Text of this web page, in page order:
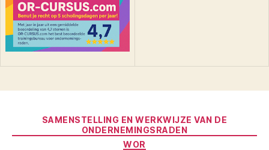
Categorieën
SAMENSTELLING EN WERKWIJZE VAN DE
ONDERNEMINGSRADEN
WOR